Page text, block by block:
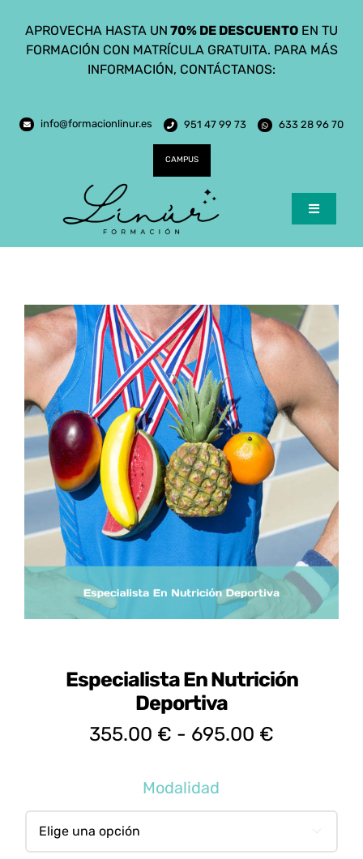
contenido
APROVECHA HASTA UN 70% DE DESCUENTO EN TU
FORMACIÓN CON MATRÍCULA GRATUITA. PARA MÁS
INFORMACIÓN, CONTÁCTANOS:
info@formacionlinur.es 951 47 99 73 633 28 96 70
CAMPUS
Toggle
Inicio
Ciclos Formativos
Certificados de Profesionalidad
Contacto
Especialista En Nutrición
Deportiva
355.00 € - 695.00 €
hasta
Modalidad